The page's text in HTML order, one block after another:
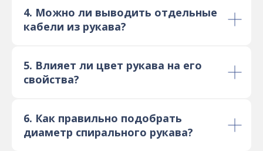
4. Можно ли выводить отдельные
кабели из рукава?
5. Влияет ли цвет рукава на его
свойства?
6. Как правильно подобрать
диаметр спирального рукава?